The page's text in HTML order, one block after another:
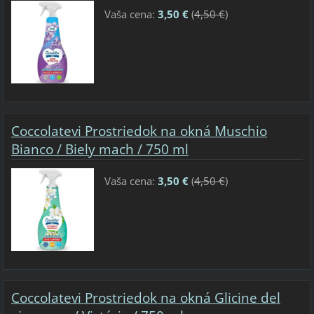
Vaša cena: 3,50 €(4,50 €)
Coccolatevi Prostriedok na okná Muschio
Bianco / Biely mach / 750 ml
Vaša cena: 3,50 €(4,50 €)
Coccolatevi Prostriedok na okná Glicine del